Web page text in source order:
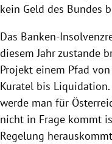
kein Geld des Bundes
Das Banken-
diesem Jahr zustande
Projekt einem Pfad
Kuratel bis
werde man für
nicht in Frage kommt
Regelung